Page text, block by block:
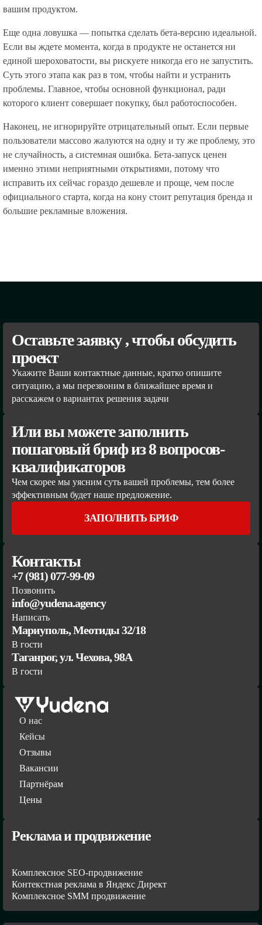
вашим продуктом.
Еще одна ловушка — попытка сделать бета-версию идеальной.
Если вы ждете момента, когда в продукте не останется ни
единой шероховатости, вы рискуете никогда его не запустить.
Суть этого этапа как раз в том, чтобы найти и устранить
проблемы. Главное, чтобы основной функционал, ради
которого клиент совершает покупку, был работоспособен.
Наконец, не игнорируйте отрицательный опыт. Если первые
пользователи массово жалуются на одну и ту же проблему, это
не случайность, а системная ошибка. Бета-запуск ценен
именно этими неприятными открытиями, потому что
исправить их сейчас гораздо дешевле и проще, чем после
официального старта, когда на кону стоит репутация бренда и
большие рекламные вложения.
Оставьте заявку , чтобы обсудить
проект
Укажите Ваши контактные данные, кратко опишите
ситуацию, а мы перезвоним в ближайшее время и
расскажем о вариантах решения задачи
Или вы можете заполнить
пошаговый бриф из 8 вопросов-
квалификаторов
Чем скорее мы уясним суть вашей проблемы, тем более
эффективным будет наше предложение.
ЗАПОЛНИТЬ БРИФ
Контакты
+7 (981) 077-99-09
Позвонить
info@yudena.agency
Написать
Мариуполь, Меотиды 32/18
В гости
Таганрог, ул. Чехова, 98А
В гости
О нас
Кейсы
Отзывы
Вакансии
Партнёрам
Цены
Реклама и продвижение
Комплексное SEO-продвижение
Контекстная реклама в Яндекс Директ
Комплексное SMM продвижение